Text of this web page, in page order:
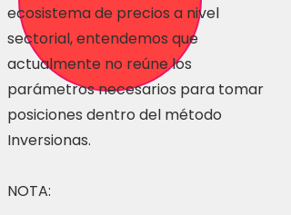
ecosistema de precios a nivel
sectorial, entendemos que
actualmente no reúne los
parámetros necesarios para tomar
posiciones dentro del método
Inversionas.
NOTA: